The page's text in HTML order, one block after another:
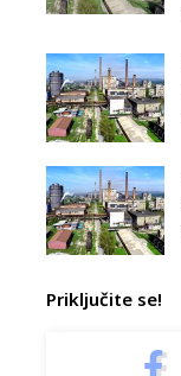
Priključite se!